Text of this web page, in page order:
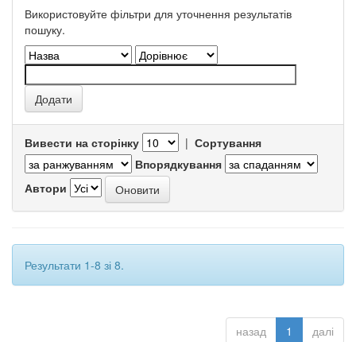
Використовуйте фільтри для уточнення результатів
пошуку.
Вивести на сторінку | Сортування
Впорядкування
Автори
Результати 1-8 зі 8.
назад 1 далі